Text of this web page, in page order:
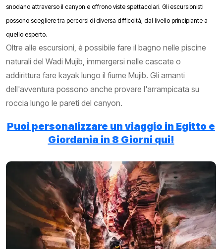
snodano attraverso il canyon e offrono viste spettacolari. Gli escursionisti
possono scegliere tra percorsi di diversa difficoltà, dal livello principiante a
quello esperto.
Oltre alle escursioni, è possibile fare il bagno nelle piscine
naturali del Wadi Mujib, immergersi nelle cascate o
addirittura fare kayak lungo il fiume Mujib. Gli amanti
dell'avventura possono anche provare l'arrampicata su
roccia lungo le pareti del canyon.
Puoi personalizzare un viaggio in Egitto e
Giordania in 8 Giorni qui!